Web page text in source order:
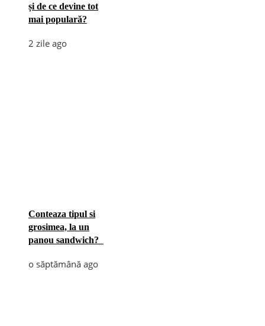
și de ce devine tot
mai populară?
2 zile ago
Conteaza tipul si
grosimea, la un
panou sandwich?
o săptămână ago